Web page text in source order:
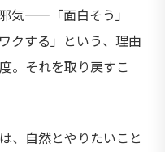
気——「面白そう」
クする」という、理由
。それを取り戻すこ
、自然とやりたいこと